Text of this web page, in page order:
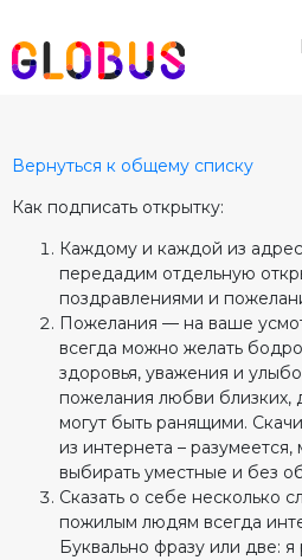
Вернуться к общему списку
Как подписать открытку:
Каждому и каждой из
передадим отдельную
поздравлениями и
Пожелания — на ваше
всегда можно желать
здоровья, уважения и
пожелания любви близких,
могут быть ранящими.
из интернета –
выбирать уместные и без
Сказать о себе несколько
пожилым людям всегда
Буквально фразу или две: